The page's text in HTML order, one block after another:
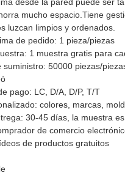
desde la pared puede ser
mucho espacio.Tiene
luzcan limpios y ordenados.
de pedido: 1 pieza/piezas
1 muestra gratis para
suministro: 50000 piezas/
pago: LC, D/A, D/P, T/T
colores, marcas,
30-45 días, la muestra
de comercio
de productos gratuitos